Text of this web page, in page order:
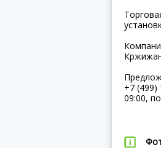
+7 (499)
09:00,